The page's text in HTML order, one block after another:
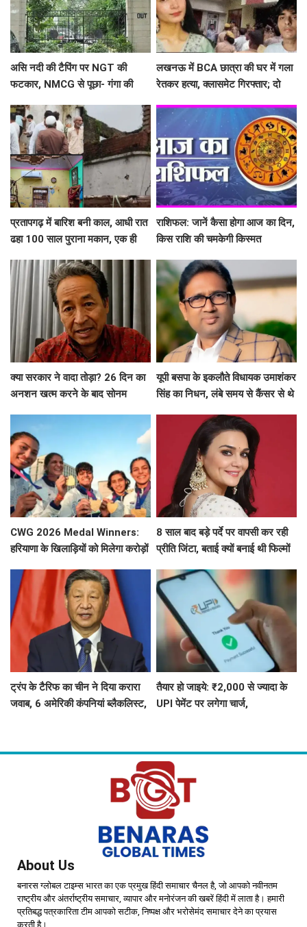
असि नदी की टैपिंग पर NGT की
फटकार, NMCG से पूछा- गंगा की
लखनऊ में BCA छात्रा की घर में गला
रेतकर हत्या, क्लासमेट गिरफ्तार; दो
प्रतापगढ़ में बारिश बनी काल, आधी रात
ढहा 100 साल पुराना मकान, एक ही
राशिफल: जानें कैसा होगा आज का दिन,
किस राशि की चमकेगी किस्मत
क्या सरकार ने वादा तोड़ा? 26 दिन का
अनशन खत्म करने के बाद सोनम
यूपी बसपा के इकलौते विधायक उमाशंकर
सिंह का निधन, लंबे समय से कैंसर से थे
CWG 2026 Medal Winners:
हरियाणा के खिलाड़ियों को मिलेगा करोड़ों
8 साल बाद बड़े पर्दे पर वापसी कर रही
प्रीति जिंटा, बताई क्यों बनाई थी फिल्मों
ट्रंप के टैरिफ का चीन ने दिया करारा
जवाब, 6 अमेरिकी कंपनियां ब्लैकलिस्ट,
तैयार हो जाइये: ₹2,000 से ज्यादा के
UPI पेमेंट पर लगेगा चार्ज,
About Us
बनारस ग्लोबल टाइम्स भारत का एक प्रमुख हिंदी समाचार चैनल है, जो आपको नवीनतम
राष्ट्रीय और अंतर्राष्ट्रीय समाचार, व्यापार और मनोरंजन की खबरें हिंदी में लाता है। हमारी
प्रतिबद्ध पत्रकारिता टीम आपको सटीक, निष्पक्ष और भरोसेमंद समाचार देने का प्रयास
करती है।